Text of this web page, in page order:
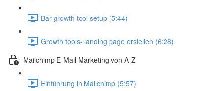
Bar growth tool setup (5:44)
Growth tools- landing page erstellen (6:28)
Mailchimp E-Mail Marketing von A-Z
Einführung in Mailchimp (5:57)